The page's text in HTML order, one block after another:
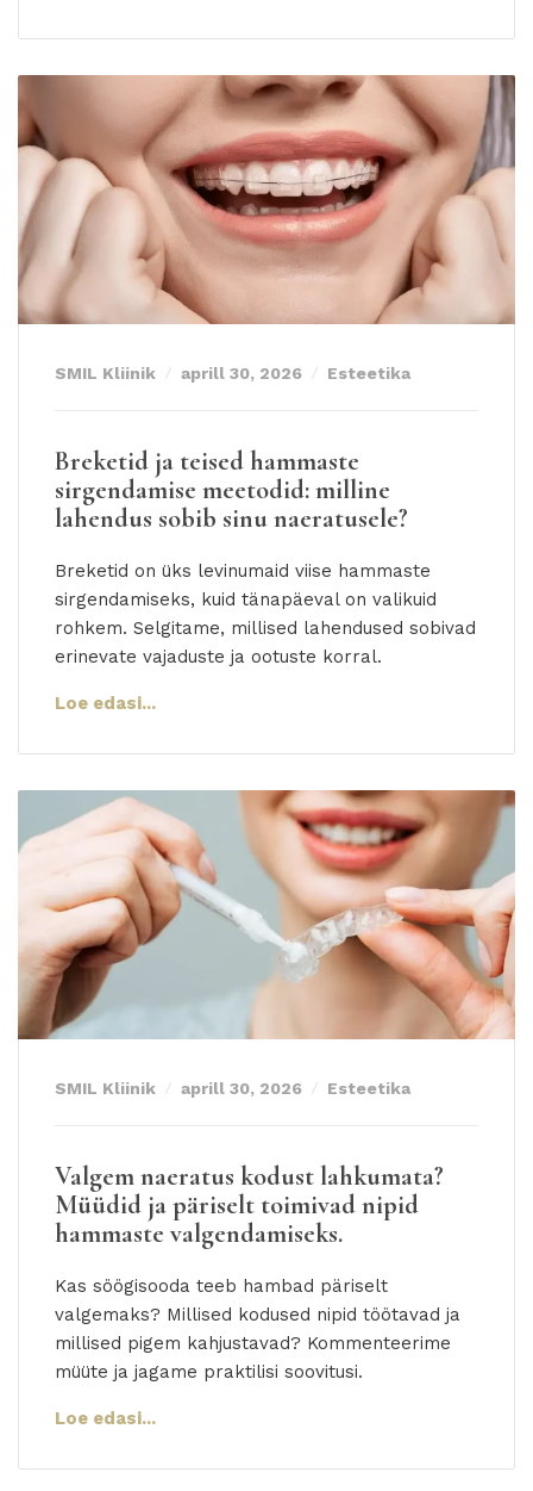
SMIL Kliinik aprill 30, 2026 Esteetika
Breketid ja teised hammaste
sirgendamise meetodid: milline
lahendus sobib sinu naeratusele?
Breketid on üks levinumaid viise hammaste
sirgendamiseks, kuid tänapäeval on valikuid
rohkem. Selgitame, millised lahendused sobivad
erinevate vajaduste ja ootuste korral.
Loe edasi...
SMIL Kliinik aprill 30, 2026 Esteetika
Valgem naeratus kodust lahkumata?
Müüdid ja päriselt toimivad nipid
hammaste valgendamiseks.
Kas söögisooda teeb hambad päriselt
valgemaks? Millised kodused nipid töötavad ja
millised pigem kahjustavad? Kommenteerime
müüte ja jagame praktilisi soovitusi.
Loe edasi...